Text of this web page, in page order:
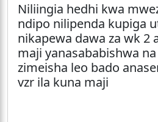
Niliingia hedhi kwa
ndipo nilipenda kupiga
nikapewa dawa za wk 2
maji yanasababishwa
zimeisha leo bado
vzr ila kuna maji